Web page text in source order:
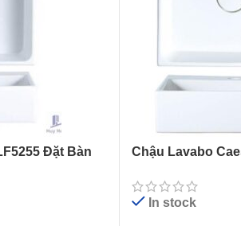
Đặt Bàn Chậu Lavabo
In stock